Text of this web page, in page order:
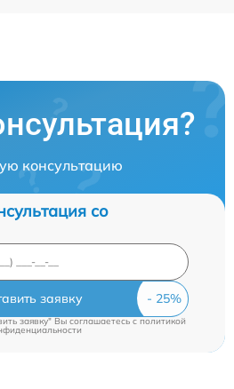
консультацию
со
заявку
заявку" Вы соглашаетесь cполитикой